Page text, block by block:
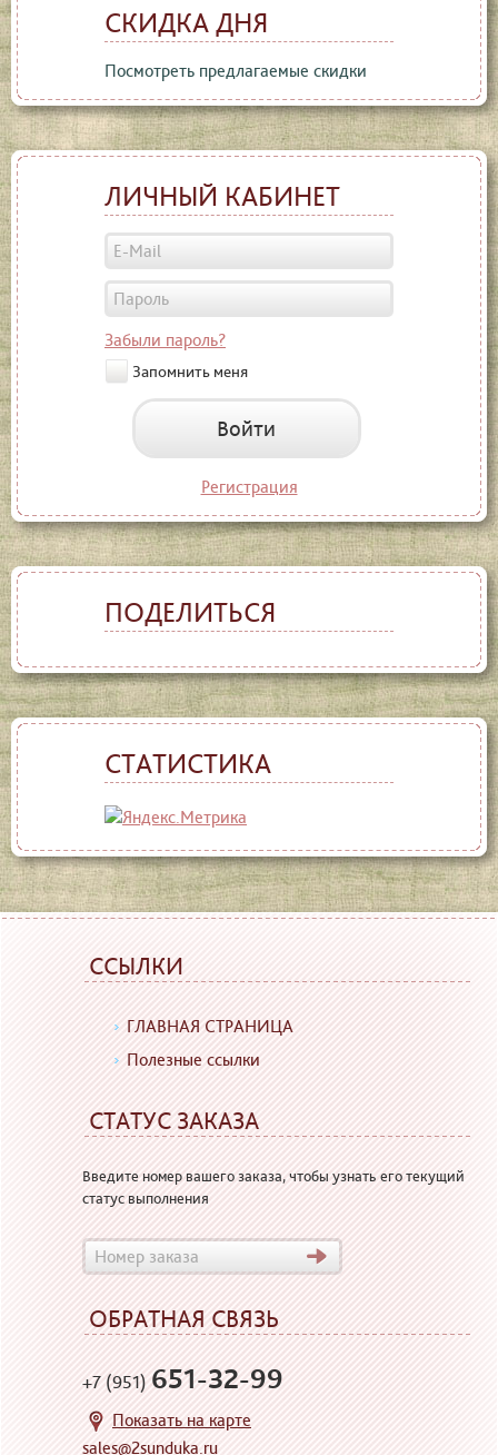
СКИДКА ДНЯ
Посмотреть предлагаемые скидки
ЛИЧНЫЙ КАБИНЕТ
Забыли пароль?
Запомнить меня
Войти
Регистрация
ПОДЕЛИТЬСЯ
СТАТИСТИКА
ССЫЛКИ
ГЛАВНАЯ СТРАНИЦА
Полезные ссылки
СТАТУС ЗАКАЗА
Введите номер вашего заказа, чтобы узнать его текущий
статус выполнения
ОБРАТНАЯ СВЯЗЬ
+7 (951)651-32-99
Показать на карте
sales@2sunduka.ru